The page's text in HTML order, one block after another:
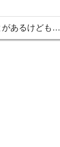
があるけども…